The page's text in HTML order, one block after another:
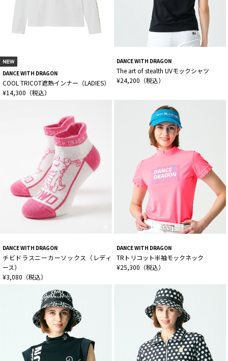
DANCE WITH DRAGON
COOL TRICOT遮熱インナー（LADIES）
¥14,300（税込）
DANCE WITH DRAGON
The art of stealth UVモックシャツ
¥24,200（税込）
DANCE WITH DRAGON
チビドラスニーカーソックス（レディ
ース）
¥3,080（税込）
DANCE WITH DRAGON
TRトリコット半袖モックネック
¥25,300（税込）